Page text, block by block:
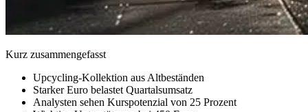
Kurz zusammengefasst
Upcycling-Kollektion aus Altbeständen
Starker Euro belastet Quartalsumsatz
Analysten sehen Kurspotenzial von 25 Prozent